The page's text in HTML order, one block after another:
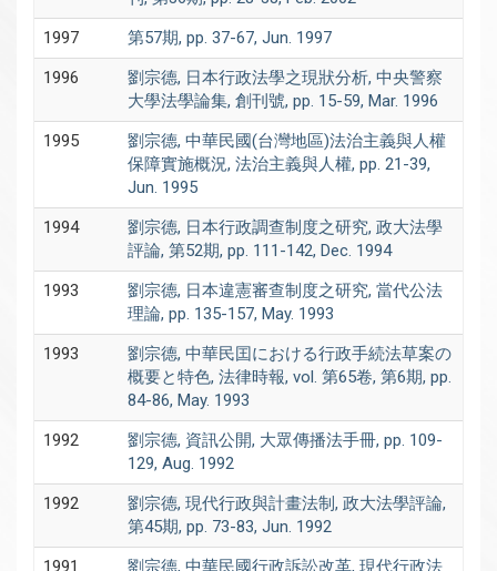
1997
第57期, pp. 37-67, Jun. 1997
1996
劉宗德, 日本行政法學之現狀分析, 中央警察
大學法學論集, 創刊號, pp. 15-59, Mar. 1996
1995
劉宗德, 中華民國(台灣地區)法治主義與人權
保障實施概況, 法治主義與人權, pp. 21-39,
Jun. 1995
1994
劉宗德, 日本行政調查制度之研究, 政大法學
評論, 第52期, pp. 111-142, Dec. 1994
1993
劉宗德, 日本違憲審查制度之研究, 當代公法
理論, pp. 135-157, May. 1993
1993
劉宗德, 中華民囯における行政手続法草案の
概要と特色, 法律時報, vol. 第65卷, 第6期, pp.
84-86, May. 1993
1992
劉宗德, 資訊公開, 大眾傳播法手冊, pp. 109-
129, Aug. 1992
1992
劉宗德, 現代行政與計畫法制, 政大法學評論,
第45期, pp. 73-83, Jun. 1992
1991
劉宗德, 中華民國行政訴訟改革, 現代行政法